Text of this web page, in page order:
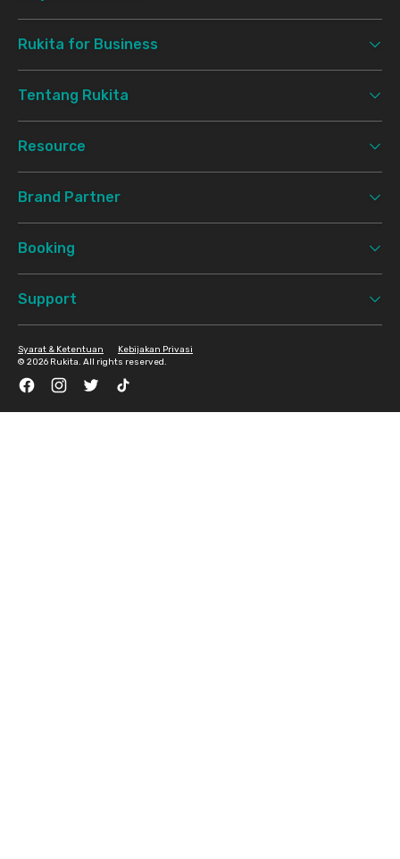
Rukita for Business
Tentang Rukita
Resource
Brand Partner
Booking
Support
© 2026 Rukita. All rights reserved.
Syarat & Ketentuan Kebijakan Privasi
FacebookInstagramTwitter TikTok